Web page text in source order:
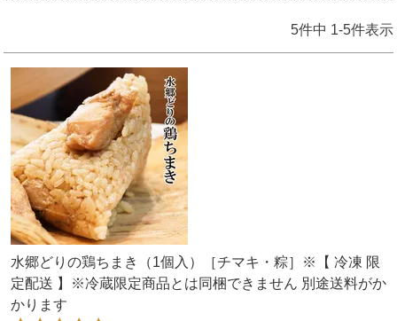
5件中 1-5件表示
水郷どりの鶏ちまき（1個入）［チマキ・粽］※【 冷凍 限
定配送 】※冷蔵限定商品とは同梱できません 別途送料がか
かります